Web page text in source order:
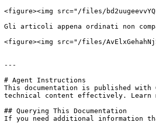
<figure><img src="/files/
Gli articoli appena ordinati non
<figure><img src="/files/
---
# Agent Instructions
This documentation is published with
technical content effectively. Learn
## Querying This Documentation
If you need additional information